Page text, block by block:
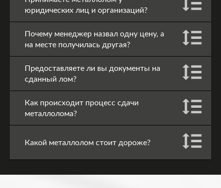
юридических лиц и организаций?
Почему менеджер назвал одну цену, а
на месте получилась другая?
Предоставляете ли вы документы на
сданный лом?
Как происходит процесс сдачи
металлолома?
Какой металлолом стоит дороже?